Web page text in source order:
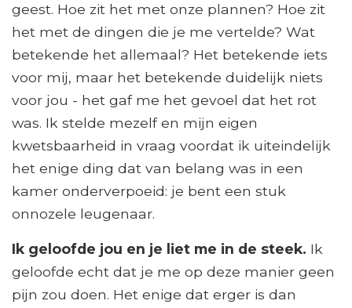
geest. Hoe zit het met onze plannen? Hoe zit
het met de dingen die je me vertelde? Wat
betekende het allemaal? Het betekende iets
voor mij, maar het betekende duidelijk niets
voor jou - het gaf me het gevoel dat het rot
was. Ik stelde mezelf en mijn eigen
kwetsbaarheid in vraag voordat ik uiteindelijk
het enige ding dat van belang was in een
kamer onderverpoeid: je bent een stuk
onnozele leugenaar.
Ik geloofde jou en je liet me in de steek. Ik
geloofde echt dat je me op deze manier geen
pijn zou doen. Het enige dat erger is dan